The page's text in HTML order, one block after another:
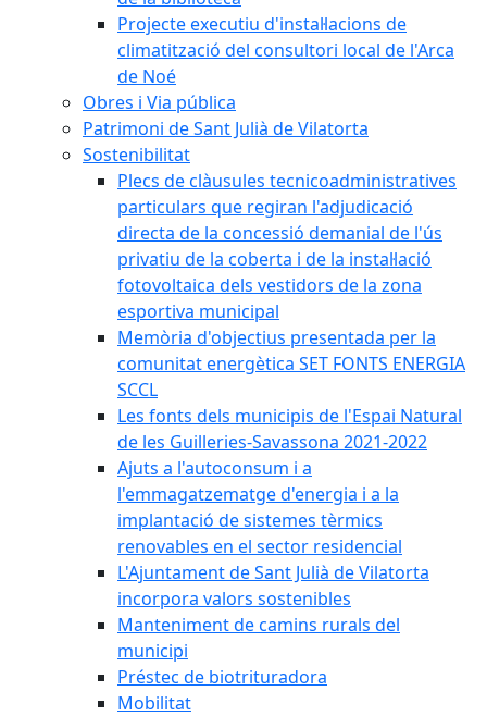
Projecte executiu d'instal·lacions de
climatització del consultori local de l'Arca
de Noé
Obres i Via pública
Patrimoni de Sant Julià de Vilatorta
Sostenibilitat
Plecs de clàusules tecnicoadministratives
particulars que regiran l'adjudicació
directa de la concessió demanial de l'ús
privatiu de la coberta i de la instal·lació
fotovoltaica dels vestidors de la zona
esportiva municipal
Memòria d'objectius presentada per la
comunitat energètica SET FONTS ENERGIA
SCCL
Les fonts dels municipis de l'Espai Natural
de les Guilleries-Savassona 2021-2022
Ajuts a l'autoconsum i a
l'emmagatzematge d'energia i a la
implantació de sistemes tèrmics
renovables en el sector residencial
L'Ajuntament de Sant Julià de Vilatorta
incorpora valors sostenibles
Manteniment de camins rurals del
municipi
Préstec de biotrituradora
Mobilitat